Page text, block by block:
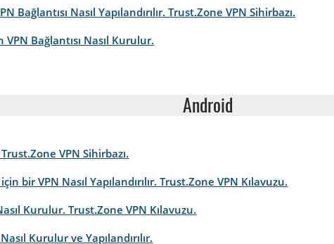
Bağlantısı Nasıl Yapılandırılır. Trust.Zone VPN Sihirbazı.
Bağlantısı Nasıl Kurulur.
Android
VPN Sihirbazı.
bir VPN Nasıl Yapılandırılır. Trust.Zone VPN Kılavuzu.
Kurulur. Trust.Zone VPN Kılavuzu.
Kurulur ve Yapılandırılır.